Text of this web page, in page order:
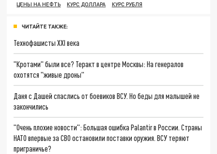
ЦЕНЫ НА НЕФТЬ
КУРС ДОЛЛАРА КУРС РУБЛЯ
ЧИТАЙТЕ ТАКЖЕ:
Технофашисты XXI века
"Кротами" были все? Теракт в центре Москвы: На генералов
охотятся "живые дроны"
Даня с Дашей спаслись от боевиков ВСУ. Но беды для малышей не
закончились
"Очень плохие новости": Большая ошибка Palantir в России. Страны
НАТО впервые за СВО остановили поставки оружия. ВСУ теряют
приграничье?